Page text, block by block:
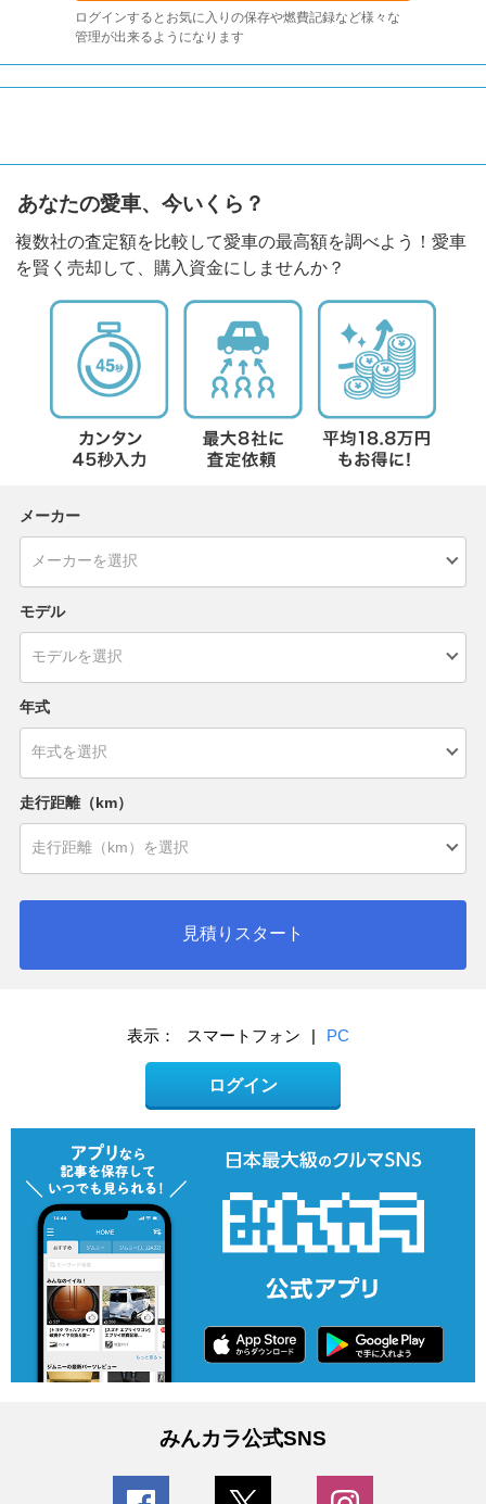
ログインするとお気に入りの保存や燃費記録など様々な
管理が出来るようになります
あなたの愛車、今いくら？
複数社の査定額を比較して愛車の最高額を調べよう！愛車
を賢く売却して、購入資金にしませんか？
メーカー
モデル
年式
走行距離（km）
見積りスタート
表示： スマートフォン | PC
ログイン
みんカラ公式SNS